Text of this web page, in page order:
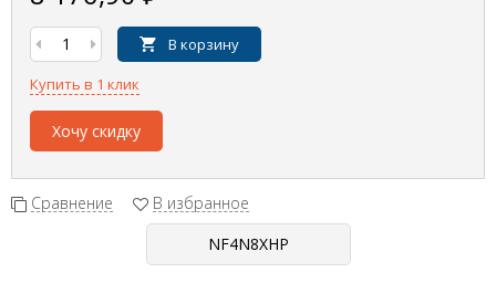
В корзину
Купить в 1 клик
Хочу скидку
Сравнение В избранное